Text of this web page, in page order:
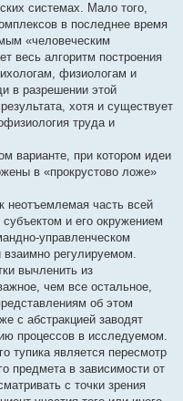
системах. Мало того,
в последнее время
«человеческим
весь алгоритм построения
физиологам и
в разрешении этой
хотя и существует
труда и
варианте, при котором идеи
в «прокрустово ложе»
неотъемлемая часть всей
и его окружением
управленческом
регулируемом.
вычленить из
чем все остальное,
об этом
с абстракцией заводят
процессов в исследуемом.
тупика является пересмотр
предмета в зависимости от
с точки зрения